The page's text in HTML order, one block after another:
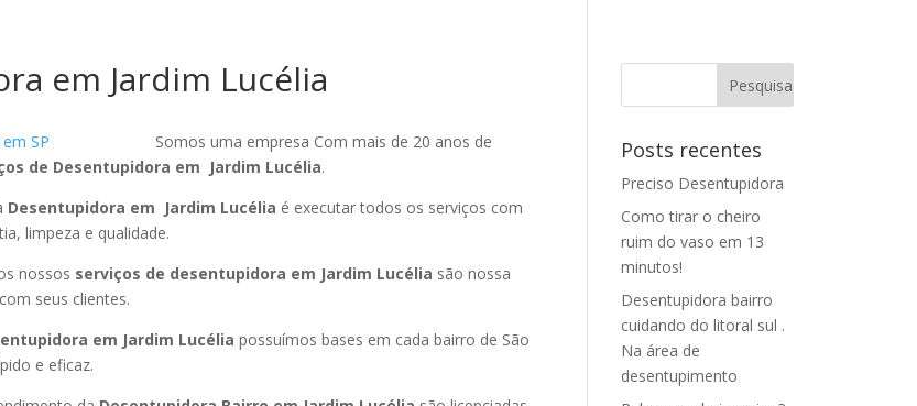
em Jardim Lucélia
Somos uma empresa Com mais de 20 anos de
de Desentupidora em Jardim Lucélia.
Desentupidora em Jardim Lucélia é executar todos os serviços com
limpeza e qualidade.
nossos serviços de desentupidora em Jardim Lucélia são nossa
seus clientes.
em Jardim Lucélia possuímos bases em cada bairro de São
e eficaz.
Posts recentes
Preciso Desentupidora
Como tirar o cheiro
ruim do vaso em 13
minutos!
Desentupidora bairro
cuidando do litoral sul .
Na área de
desentupimento